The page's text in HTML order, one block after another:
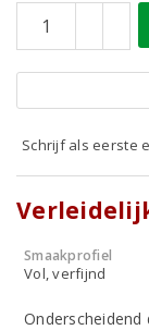
Schrijf als eerste
Smaakprofiel
Vol, verfijnd